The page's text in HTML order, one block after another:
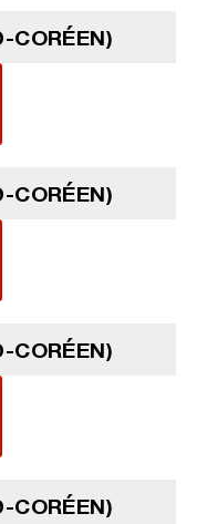
CORÉEN)
CORÉEN)
CORÉEN)
CORÉEN)